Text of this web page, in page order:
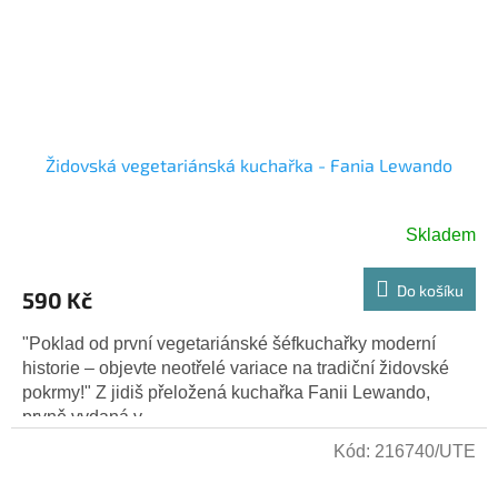
Židovská vegetariánská kuchařka - Fania Lewando
Skladem
590 Kč Do košíku
"Poklad od první vegetariánské šéfkuchařky moderní
historie – objevte neotřelé variace na tradiční židovské
pokrmy!" Z jidiš přeložená kuchařka Fanii Lewando,
prvně vydaná v...
Kód: 216740/UTE